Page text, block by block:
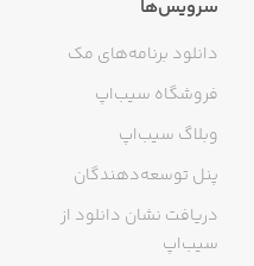
سرویس‌ها
دانلود برنامه‌های مک
فروشگاه سیب‌اپ
وبلاگ سیب‌اپ
پنل توسعه‌دهندگان
دریافت نشان دانلود از
سیب‌اپ